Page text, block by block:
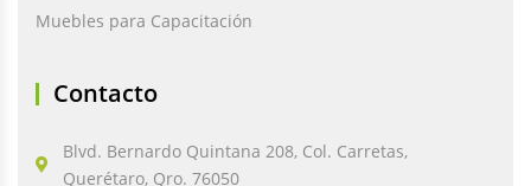
Muebles para Capacitación
Contacto
Blvd. Bernardo Quintana 208, Col. Carretas,
Querétaro, Qro. 76050